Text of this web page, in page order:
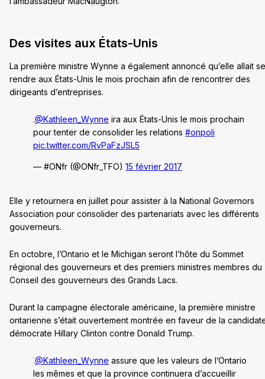
Des visites aux États-Unis
La première ministre Wynne a également annoncé qu’elle allait se
rendre aux États-Unis le mois prochain afin de rencontrer des
dirigeants d’entreprises.
.@Kathleen_Wynne ira aux États-Unis le mois prochain
pour tenter de consolider les relations #onpoli
pic.twitter.com/RvPaFzJSL5
— #ONfr (@ONfr_TFO) 15 février 2017
Elle y retournera en juillet pour assister à la National Governors
Association pour consolider des partenariats avec les différents
gouverneurs.
En octobre, l’Ontario et le Michigan seront l’hôte du Sommet
régional des gouverneurs et des premiers ministres membres du
Conseil des gouverneurs des Grands Lacs.
Durant la campagne électorale américaine, la première ministre
ontarienne s’était ouvertement montrée en faveur de la
démocrate Hillary Clinton contre Donald Trump.
.@Kathleen_Wynne assure que les valeurs de l’Ontario
les mêmes et que la province continuera d’accueillir